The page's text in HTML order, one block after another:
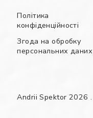
Andrii Spektor 2026 .
Політика
конфіденційності
Згода на обробку
персональних даних